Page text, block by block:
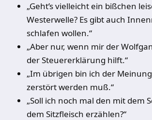
„Geht’s vielleicht ein bißchen
Westerwelle? Es gibt auch
schlafen wollen.“
„Aber nur, wenn mir der
der Steuererklärung hilft.“
„Im übrigen bin ich der
zerstört werden muß.“
„Soll ich noch mal den mit dem
dem Sitzfleisch erzählen?“